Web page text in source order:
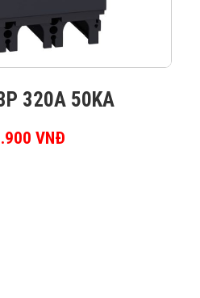
320A 50KA
là: 10.758.000 VNĐ.
VNĐ